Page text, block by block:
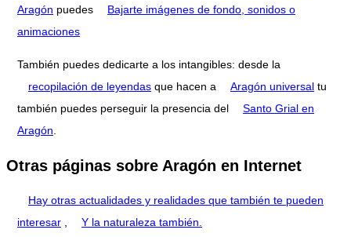
Aragón puedes
Bajarte imágenes de fondo, sonidos o
animaciones
También puedes dedicarte a los intangibles: desde la
recopilación de leyendas que hacen a Aragón universal tu
también puedes perseguir la presencia del
Santo Grial en
Aragón
Otras páginas sobre Aragón en Internet
Hay otras actualidades y realidades que también te pueden
interesar ,
Y la naturaleza también.